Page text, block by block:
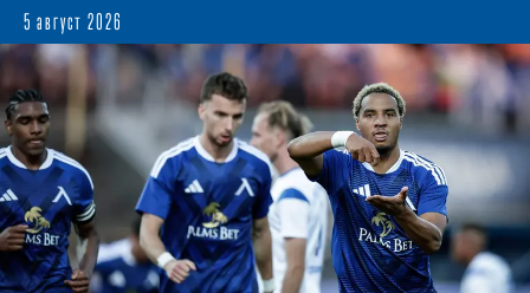
5 август 2026